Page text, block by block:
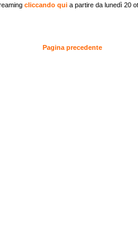
cliccando qui a partire da lunedì 20
Pagina precedente